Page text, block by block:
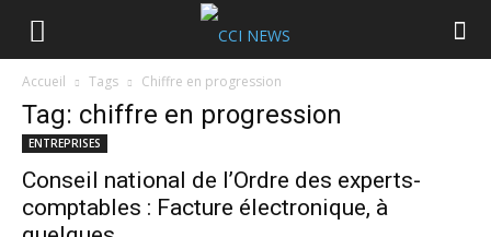
Accueil Tags Chiffre en progression
Tag: chiffre en progression
ENTREPRISES
Conseil national de l’Ordre des experts-
comptables : Facture électronique, à